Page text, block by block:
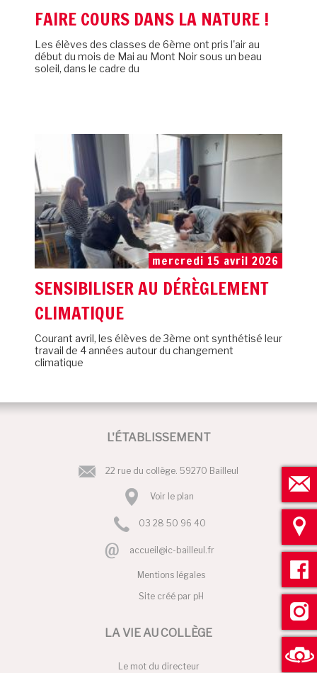
FAIRE COURS DANS LA NATURE !
Les élèves des classes de 6ème ont pris l'air au
début du mois de Mai au Mont Noir sous un beau
soleil, dans le cadre du
mercredi 15 avril 2026
SENSIBILISER AU DÉRÈGLEMENT
CLIMATIQUE
Courant avril, les élèves de 3ème ont synthétisé leur
travail de 4 années autour du changement
climatique
L'ÉTABLISSEMENT
22 rue du collège. 59270 Bailleul
Voir le plan
03 28 50 96 40
accueil@ic-bailleul.fr
Mentions légales
Site créé par pH
LA VIE AU COLLÈGE
Le mot du directeur